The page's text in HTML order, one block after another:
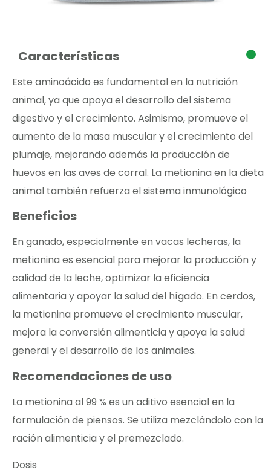
Características
Este aminoácido es fundamental en la nutrición
animal, ya que apoya el desarrollo del sistema
digestivo y el crecimiento. Asimismo, promueve el
aumento de la masa muscular y el crecimiento del
plumaje, mejorando además la producción de
huevos en las aves de corral. La metionina en la dieta
animal también refuerza el sistema inmunológico
Beneficios
En ganado, especialmente en vacas lecheras, la
metionina es esencial para mejorar la producción y
calidad de la leche, optimizar la eficiencia
alimentaria y apoyar la salud del hígado. En cerdos,
la metionina promueve el crecimiento muscular,
mejora la conversión alimenticia y apoya la salud
general y el desarrollo de los animales.
Recomendaciones de uso
La metionina al 99 % es un aditivo esencial en la
formulación de piensos. Se utiliza mezclándolo con la
ración alimenticia y el premezclado.
Dosis